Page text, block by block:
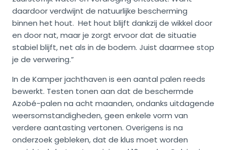
daardoor verdwijnt de natuurlijke bescherming
binnen het hout. Het hout blijft dankzij de wikkel door
en door nat, maar je zorgt ervoor dat de situatie
stabiel blijft, net als in de bodem. Juist daarmee stop
je de verwering.”
In de Kamper jachthaven is een aantal palen reeds
bewerkt. Testen tonen aan dat de beschermde
Azobé-palen na acht maanden, ondanks uitdagende
weersomstandigheden, geen enkele vorm van
verdere aantasting vertonen. Overigens is na
onderzoek gebleken, dat de klus moet worden